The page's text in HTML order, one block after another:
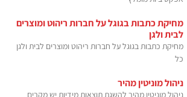
מחיקת כתבות בגוגל על חברות ריהוט ומוצרים
לבית ולגן
מחיקת כתבות בגוגל על חברות ריהוט ומוצרים לבית ולגן
כל
ניהול מוניטין מהיר